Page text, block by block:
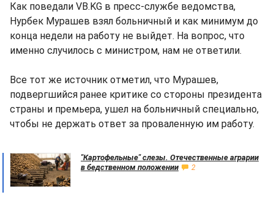
Как поведали VB.KG в пресс-службе ведомства,
Нурбек Мурашев взял больничный и как минимум до
конца недели на работу не выйдет. На вопрос, что
именно случилось с министром, нам не ответили.
Все тот же источник отметил, что Мурашев,
подвергшийся ранее критике со стороны президента
страны и премьера, ушел на больничный специально,
чтобы не держать ответ за проваленную им работу.
"Картофельные" слезы. Отечественные аграрии
в бедственном положении
2